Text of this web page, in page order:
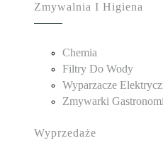
Zmywalnia I Higiena
Chemia
Filtry Do Wody
Wyparzacze
Zmywarki
Wyprzedaże